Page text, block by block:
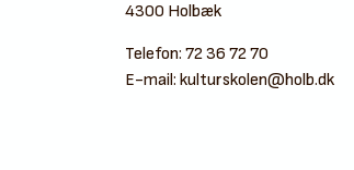
4300 Holbæk
Telefon: 72 36 72 70
E-mail: kulturskolen@holb.dk